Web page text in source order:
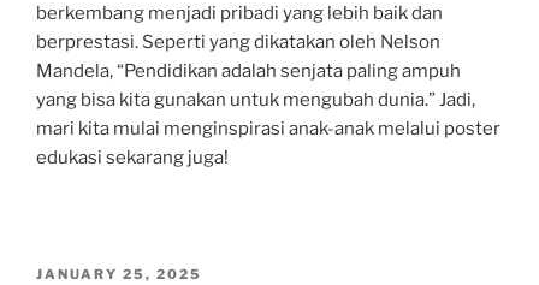
berkembang menjadi pribadi yang lebih baik dan
berprestasi. Seperti yang dikatakan oleh Nelson
Mandela, “Pendidikan adalah senjata paling ampuh
yang bisa kita gunakan untuk mengubah dunia.” Jadi,
mari kita mulai menginspirasi anak-anak melalui poster
edukasi sekarang juga!
POSTED
JANUARY 25, 2025